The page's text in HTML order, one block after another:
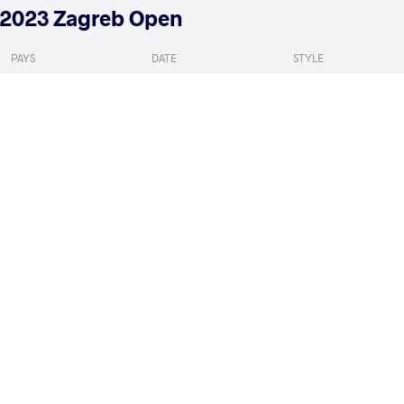
2023 Zagreb Open
PAYS DATE STYLE